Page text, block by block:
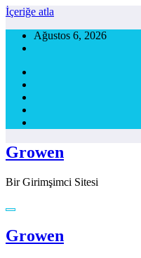
İçeriğe atla
Ağustos 6, 2026
Growen
Bir Girimşimci Sitesi
Growen